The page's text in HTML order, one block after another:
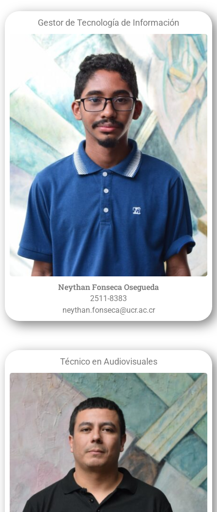
Gestor de Tecnología de Información
Neythan Fonseca Osegueda
2511-8383
neythan.fonseca@ucr.ac.cr
Técnico en Audiovisuales